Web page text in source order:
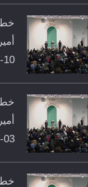
10-07-2026
03-07-2026